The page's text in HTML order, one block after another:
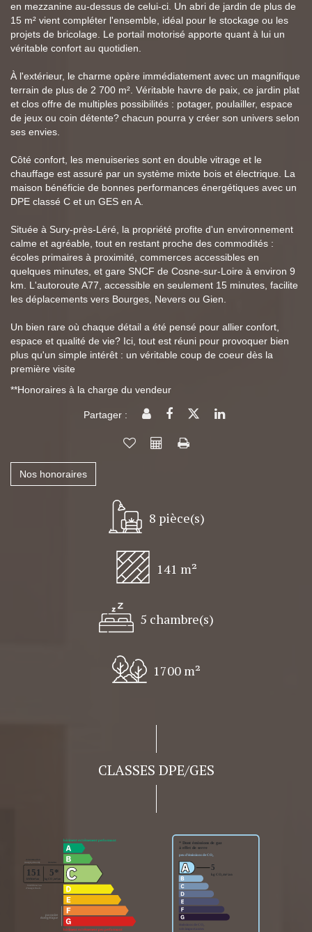
en mezzanine au-dessus de celui-ci. Un abri de jardin de plus de
15 m² vient compléter l'ensemble, idéal pour le stockage ou les
projets de bricolage. Le portail motorisé apporte quant à lui un
véritable confort au quotidien.
À l'extérieur, le charme opère immédiatement avec un magnifique
terrain de plus de 2 700 m². Véritable havre de paix, ce jardin plat
et clos offre de multiples possibilités : potager, poulailler, espace
de jeux ou coin détente? chacun pourra y créer son univers selon
ses envies.
Côté confort, les menuiseries sont en double vitrage et le
chauffage est assuré par un système mixte bois et électrique. La
maison bénéficie de bonnes performances énergétiques avec un
DPE classé C et un GES en A.
Située à Sury-près-Léré, la propriété profite d'un environnement
calme et agréable, tout en restant proche des commodités :
écoles primaires à proximité, commerces accessibles en
quelques minutes, et gare SNCF de Cosne-sur-Loire à environ 9
km. L'autoroute A77, accessible en seulement 15 minutes, facilite
les déplacements vers Bourges, Nevers ou Gien.
Un bien rare où chaque détail a été pensé pour allier confort,
espace et qualité de vie? Ici, tout est réuni pour provoquer bien
plus qu'un simple intérêt : un véritable coup de coeur dès la
première visite
**Honoraires à la charge du vendeur
Partager :
Nos honoraires
8 pièce(s)
141 m²
5 chambre(s)
1700 m²
CLASSES DPE/GES